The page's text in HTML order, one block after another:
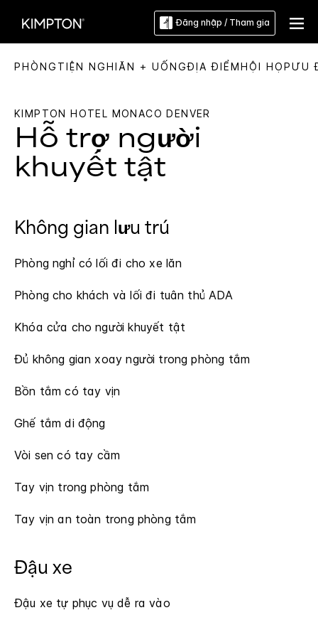
Đăng nhập / Tham gia
PHÒNG TIỆN NGHI ĂN + UỐNGĐỊA ĐIỂMHỘI HỌPƯU
KIMPTON HOTEL MONACO DENVER
Hỗ trợ người
khuyết tật
Không gian lưu trú
Phòng nghỉ có lối đi cho xe lăn
Phòng cho khách và lối đi tuân thủ ADA
Khóa cửa cho người khuyết tật
Đủ không gian xoay người trong phòng tắm
Bồn tắm có tay vịn
Ghế tắm di động
Vòi sen có tay cầm
Tay vịn trong phòng tắm
Tay vịn an toàn trong phòng tắm
Đậu xe
Đậu xe tự phục vụ dễ ra vào